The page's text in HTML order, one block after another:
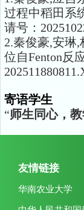
过程中稻田系
请号：
2.秦俊豪,安琳
位自Fenton反
寄语学生
“师生同心，
友情链接
华南农业大学